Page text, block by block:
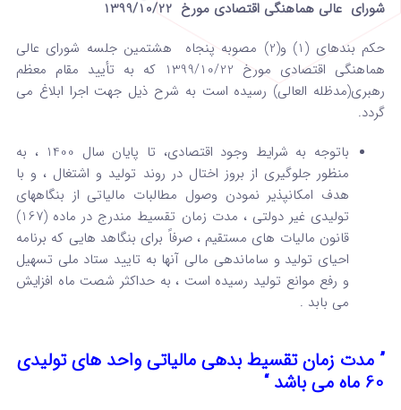
شورای عالی هماهنگی اقتصادی مورخ 1399/10/22
حکم بندهای (1) و(2) مصوبه پنجاه هشتمین جلسه شورای عالی
هماهنگی اقتصادی مورخ 1399/10/22 که به تأیید مقام معظم
رهبری(مدظله العالی) رسیده است به شرح ذیل جهت اجرا ابلاغ می
گردد.
باتوجه به شرایط وجود اقتصادی، تا پایان سال 1400 ، به
منظور جلوگیری از بروز اختال در روند تولید و اشتغال ، و با
هدف امکانپذیر نمودن وصول مطالبات مالیاتی از بنگاههای
تولیدی غیر دولتی ، مدت زمان تقسیط مندرج در ماده (167)
قانون مالیات های مستقیم ، صرفاً برای بنگاهد هایی که برنامه
احیای تولید و ساماندهی مالی آنها به تایید ستاد ملی تسهیل
و رفع موانع تولید رسیده است ، به حداکثر شصت ماه افزایش
می بابد .
” مدت زمان تقسیط بدهی مالیاتی واحد های تولیدی
60 ماه می باشد “